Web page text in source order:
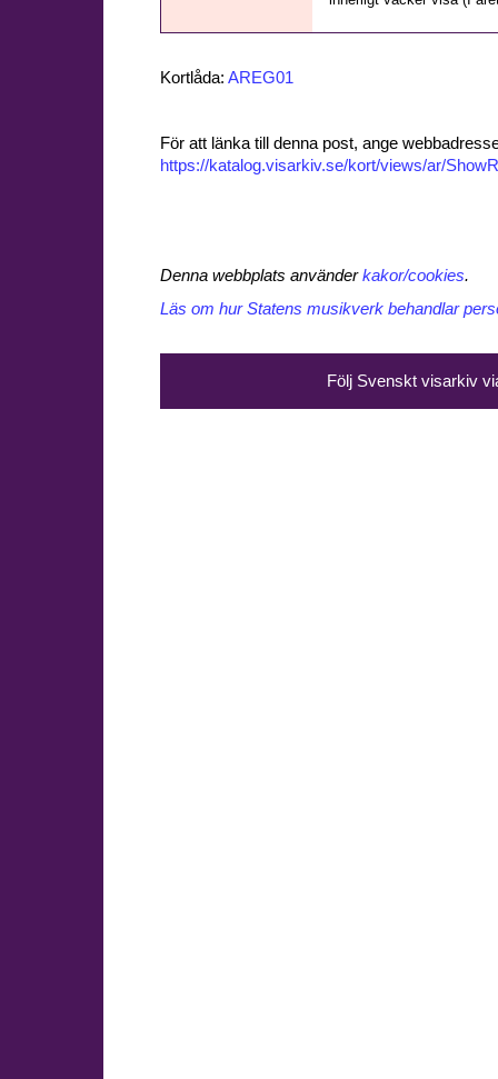
Kortlåda: AREG01
För att länka till denna post, ange
https://katalog.visarkiv.se/kort/views/ar/
Denna webbplats använderkakor/cookies.
Läs om hur Statens musikverk behandlar
Följ Svenskt visarkiv